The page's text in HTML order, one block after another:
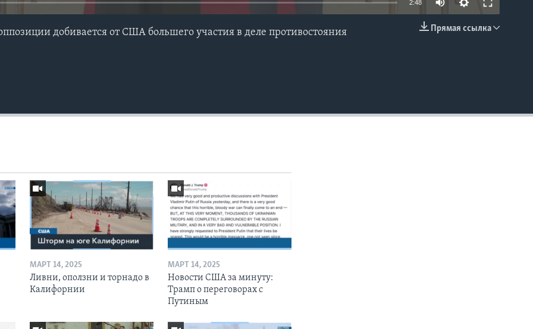
2:48
Прямая ссылка
добивается от США большего участия в деле противостояния
МАРТ 14, 2025
Ливни, оползни и торнадо в
Калифорнии
МАРТ 14, 2025
Новости США за минуту:
Трамп о переговорах с
Путиным